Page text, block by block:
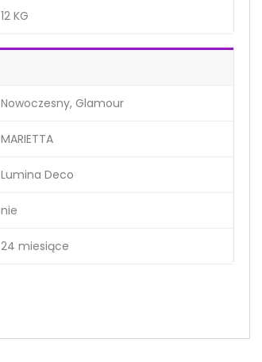
12 KG
Nowoczesny, Glamour
MARIETTA
Lumina Deco
nie
24 miesiące